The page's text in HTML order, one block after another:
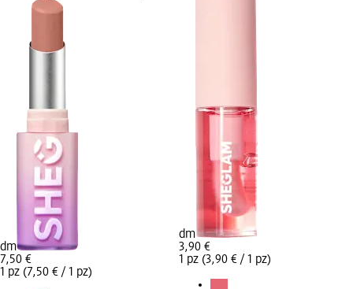
dm
7,50 €
1 pz (7,50 € / 1 pz)
dm
3,90 €
1 pz (3,90 € / 1 pz)